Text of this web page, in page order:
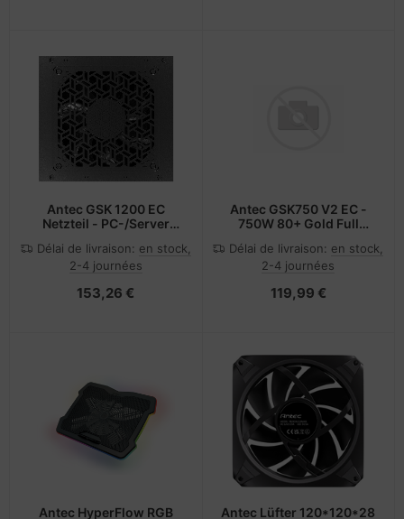
Antec GSK 1200 EC
Netzteil - PC-/Server
Délai de livraison: en stock,
2-4 journées
153,26 €
Antec GSK750 V2 EC -
750W 80+ Gold Full
Délai de livraison: en stock,
2-4 journées
119,99 €
Antec HyperFlow RGB
Antec Lüfter 120*120*28